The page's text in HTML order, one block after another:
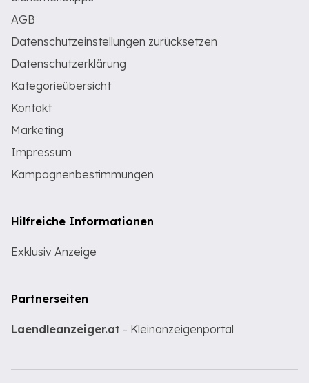
AGB
Datenschutzeinstellungen zurücksetzen
Datenschutzerklärung
Kategorieübersicht
Kontakt
Marketing
Impressum
Kampagnenbestimmungen
Hilfreiche Informationen
Exklusiv Anzeige
Partnerseiten
Laendleanzeiger.at - Kleinanzeigenportal